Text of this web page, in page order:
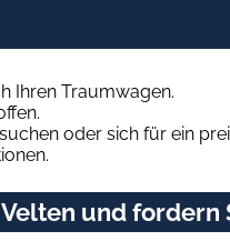
Ihren Traumwagen.
oder sich für ein
und fordern